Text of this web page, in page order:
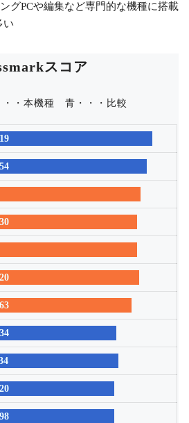
グPCや編集など専門的な機種に搭載
い
スコア
・・本機種 青・・・比較